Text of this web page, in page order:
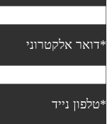
אלקטרוני
נייד